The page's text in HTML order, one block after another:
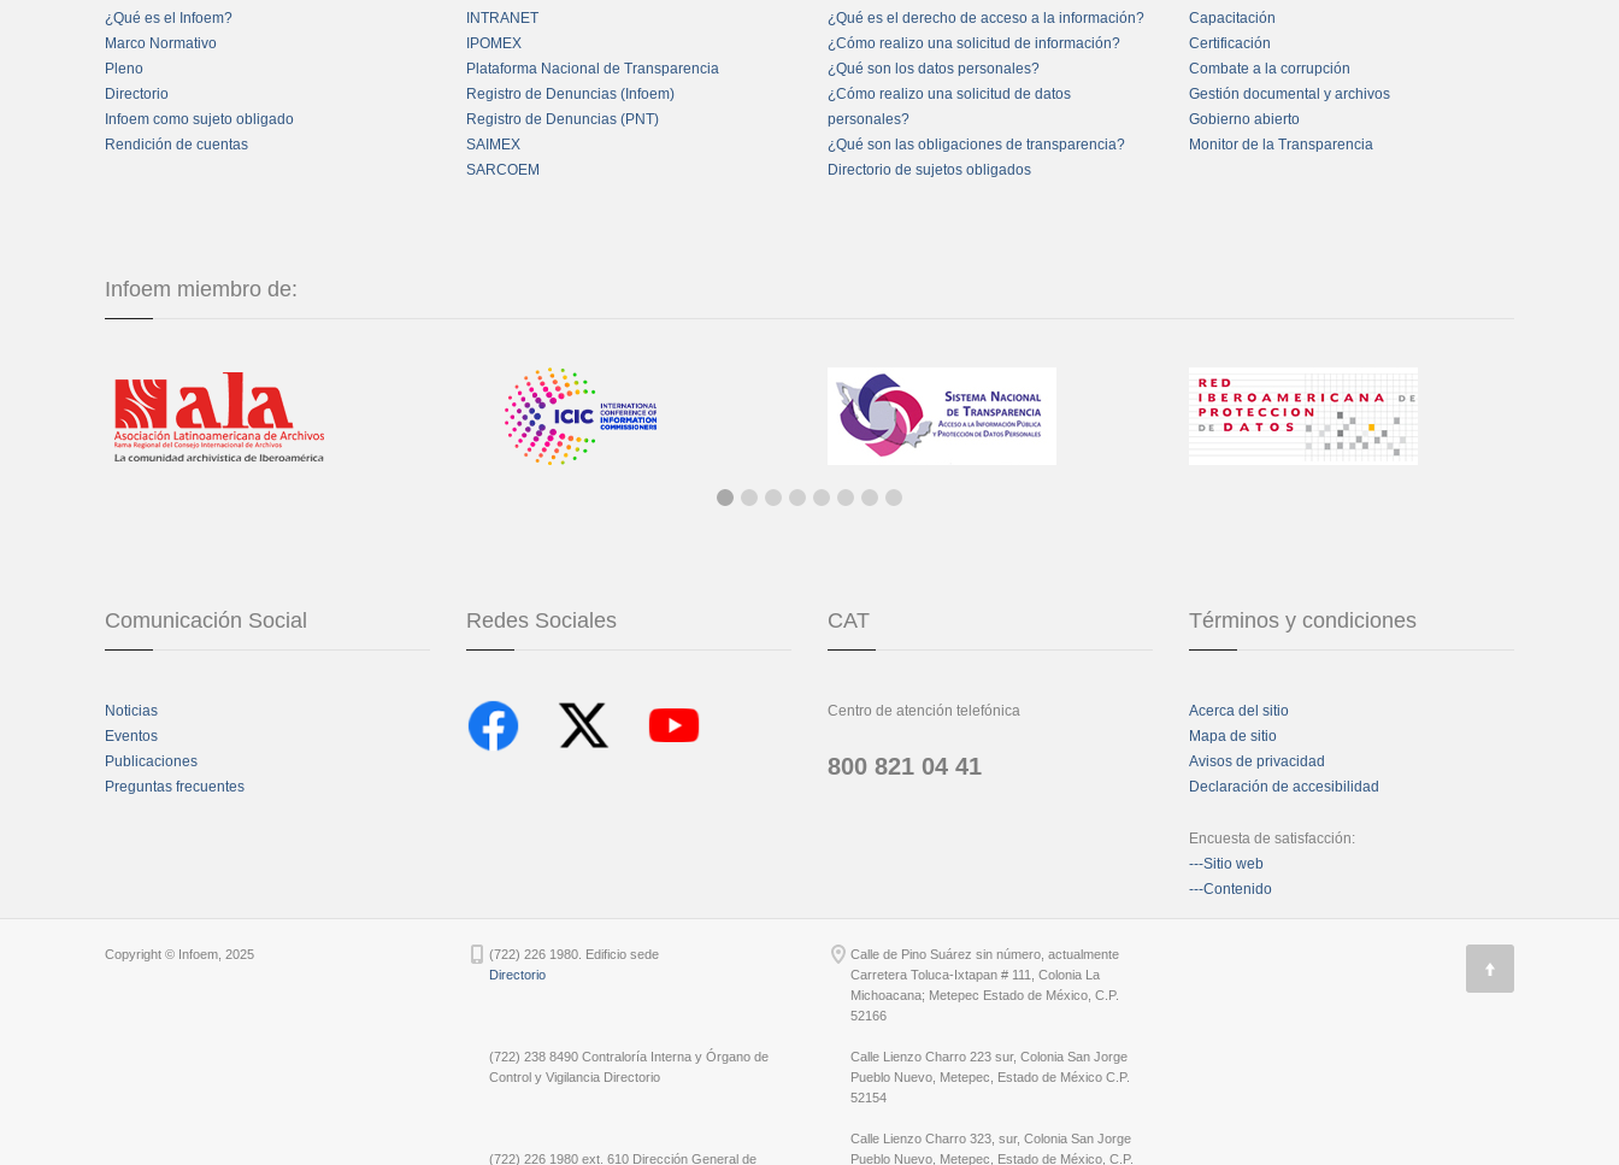
¿Qué es el Infoem?
Marco Normativo
Pleno
Directorio
Infoem como sujeto obligado
Rendición de cuentas
INTRANET
IPOMEX
Plataforma Nacional de Transparencia
Registro de Denuncias (Infoem)
Registro de Denuncias (PNT)
SAIMEX
SARCOEM
¿Qué es el derecho de acceso a la información?
¿Cómo realizo una solicitud de información?
¿Qué son los datos personales?
¿Cómo realizo una solicitud de datos
personales?
¿Qué son las obligaciones de transparencia?
Directorio de sujetos obligados
Capacitación
Certificación
Combate a la corrupción
Gestión documental y archivos
Gobierno abierto
Monitor de la Transparencia
Infoem miembro de:
Comunicación Social
Noticias
Eventos
Publicaciones
Preguntas frecuentes
Redes Sociales CAT
Centro de atención telefónica
800 821 04 41
Términos y condiciones
Acerca del sitio
Mapa de sitio
Avisos de privacidad
Declaración de accesibilidad
Encuesta de satisfacción:
---Sitio web
---Contenido
Copyright © Infoem, 2025
(722) 226 1980. Edificio sede
Directorio
(722) 238 8490 Contraloría Interna y Órgano de
Control y Vigilancia Directorio
(722) 226 1980 ext. 610 Dirección General de
Calle de Pino Suárez sin número, actualmente
Carretera Toluca-Ixtapan # 111, Colonia La
Michoacana; Metepec Estado de México, C.P.
52166
Calle Lienzo Charro 223 sur, Colonia San Jorge
Pueblo Nuevo, Metepec, Estado de México C.P.
52154
Calle Lienzo Charro 323, sur, Colonia San Jorge
Pueblo Nuevo, Metepec, Estado de México, C.P.